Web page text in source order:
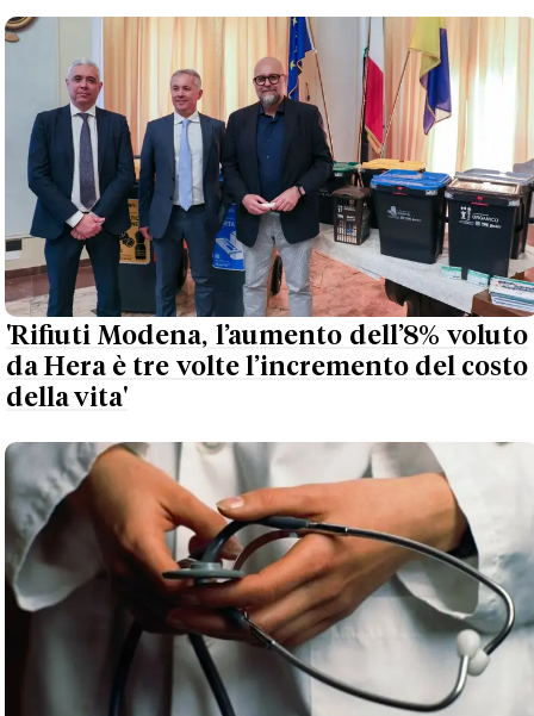
'Rifiuti Modena, l’aumento dell’8% voluto
da Hera è tre volte l’incremento del costo
della vita'